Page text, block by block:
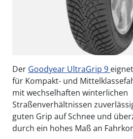
Der Goodyear UltraGrip 9
für Kompakt- und
mit wechselhaften winterlichen
Straßenverhältnissen
guten Grip auf Schnee und
durch ein hohes Maß an